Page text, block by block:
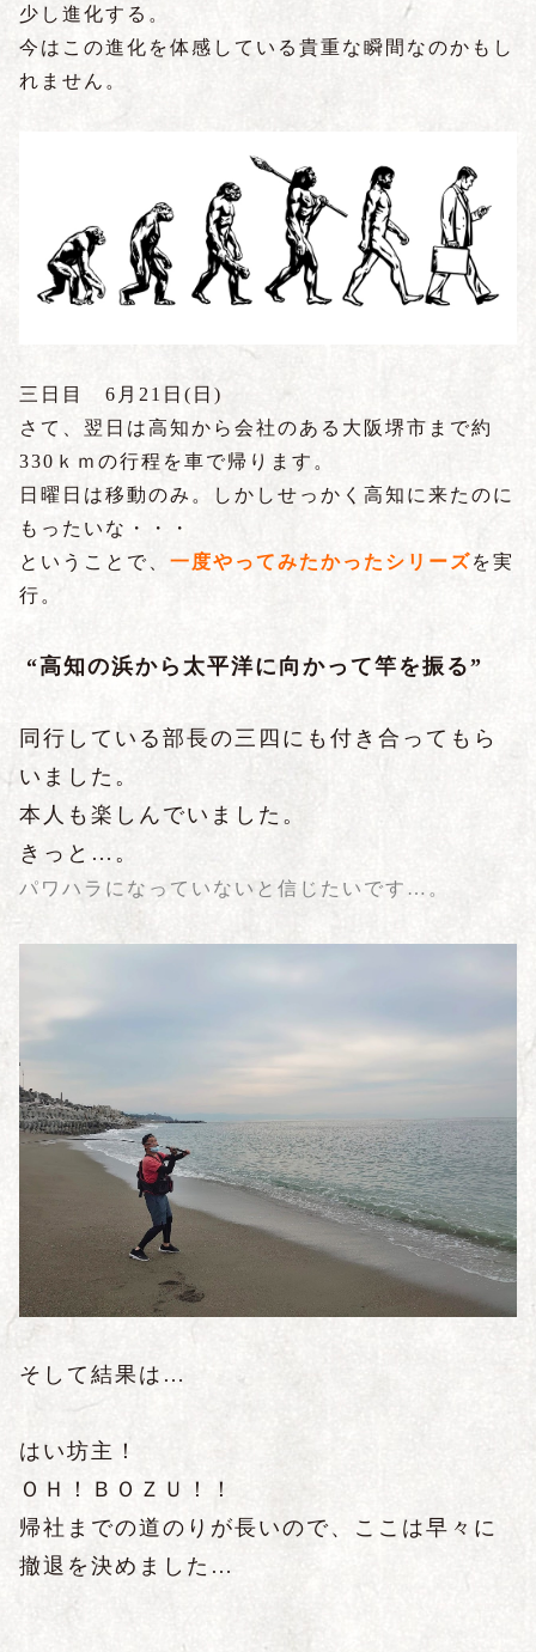
少し進化する。
今はこの進化を体感している貴重な瞬間なのかもし
れません。
三日目 6 月21日(日)
さて、翌日は高知から会社のある大阪堺市まで約
330 ｋｍの行程を車で帰ります。
日曜日は移動のみ。しかしせっかく高知に来たのに
もったいな・・・
ということで、 一度やってみたかったシリーズを実
行。
“高知の浜から太平洋に向かって竿を振る”
同行している部長の三四にも付き合ってもら
いました。
本人も楽しんでいました。
きっと…。
パワハラになっていないと信じたいです…。
そして結果は…
はい坊主！
ＯＨ！ＢＯＺＵ！！
帰社までの道のりが長いので、ここは早々に
撤退を決めました…